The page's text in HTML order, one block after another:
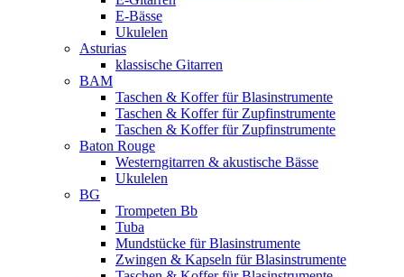
E-Bässe
Ukulelen
Asturias
klassische Gitarren
BAM
Taschen & Koffer für Blasinstrumente
Taschen & Koffer für Zupfinstrumente
Taschen & Koffer für Zupfinstrumente
Baton Rouge
Westerngitarren & akustische Bässe
Ukulelen
BG
Trompeten Bb
Tuba
Mundstücke für Blasinstrumente
Zwingen & Kapseln für Blasinstrumente